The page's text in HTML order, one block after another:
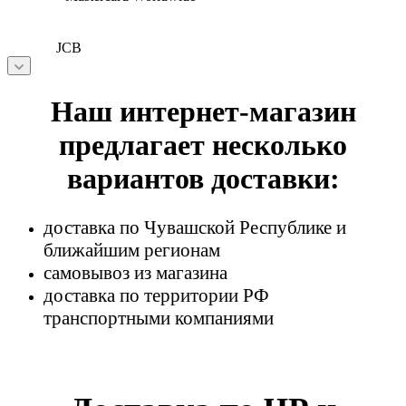
JCB
Наш интернет-магазин
предлагает несколько
вариантов доставки:
доставка по Чувашской Республике и
ближайшим регионам
самовывоз из магазина
доставка по территории РФ
транспортными компаниями